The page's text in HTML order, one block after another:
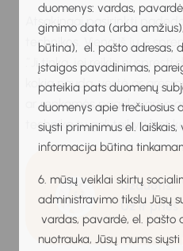
duomenys: vardas,
gimimo data (arba
būtina), el. pašto adresas,
įstaigos pavadinimas,
pateikia pats duomenų
duomenys apie trečiuosius
siųsti priminimus el. laiškais,
informacija būtina
6. mūsų veiklai skirtų
administravimo tikslu Jūsų
vardas, pavardė, el. pašto
nuotrauka, Jūsų mums
Atsakingai pasirinkti
technikos. Viena iš jų –
̋. Ji tinka, jei reikia
kokia nauda, vertė ar
ar renkamės pagal svarius
techniką tu gali taikyti bet
Užduotis:
Už ir prieš